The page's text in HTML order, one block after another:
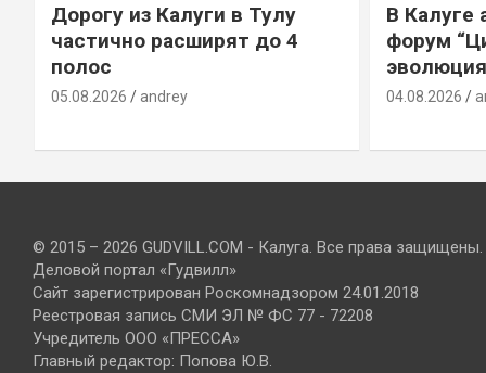
Дорогу из Калуги в Тулу
частично расширят до 4
полос
05.08.2026 andrey
В Калуге
форум
04.08.2026
© 2015 – 2026 GUDVILL.COM - Калуга. Все права защищены.
Деловой портал «Гудвилл»
Сайт зарегистрирован Роскомнадзором 24.01.2018
Реестровая запись СМИ ЭЛ № ФС 77 - 72208
Учредитель ООО «ПРЕССА»
Главный редактор: Попова Ю.В.